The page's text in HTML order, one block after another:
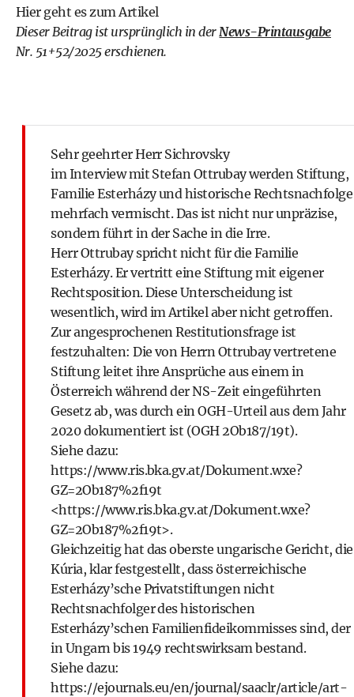
Hier geht es zum Artikel
Dieser Beitrag ist ursprünglich in derNews-Printausgabe
Nr. 51+52/2025 erschienen.
Sehr geehrter Herr Sichrovsky
im Interview mit Stefan Ottrubay werden Stiftung,
Familie Esterházy und historische Rechtsnachfolge
mehrfach vermischt. Das ist nicht nur unpräzise,
sondern führt in der Sache in die Irre.
Herr Ottrubay spricht nicht für die Familie
Esterházy. Er vertritt eine Stiftung mit eigener
Rechtsposition. Diese Unterscheidung ist
wesentlich, wird im Artikel aber nicht getroffen.
Zur angesprochenen Restitutionsfrage ist
festzuhalten: Die von Herrn Ottrubay vertretene
Stiftung leitet ihre Ansprüche aus einem in
Österreich während der NS-Zeit eingeführten
Gesetz ab, was durch ein OGH-Urteil aus dem Jahr
2020 dokumentiert ist (OGH 2Ob187/19t).
Siehe dazu:
https://www.ris.bka.gv.at/Dokument.wxe?
GZ=2Ob187%2f19t
<https://www.ris.bka.gv.at/Dokument.wxe?
GZ=2Ob187%2f19t>.
Gleichzeitig hat das oberste ungarische Gericht, die
Kúria, klar festgestellt, dass österreichische
Esterházy’sche Privatstiftungen nicht
Rechtsnachfolger des historischen
Esterházy’schen Familienfideikommisses sind, der
in Ungarn bis 1949 rechtswirksam bestand.
Siehe dazu:
https://ejournals.eu/en/journal/saaclr/article/art-